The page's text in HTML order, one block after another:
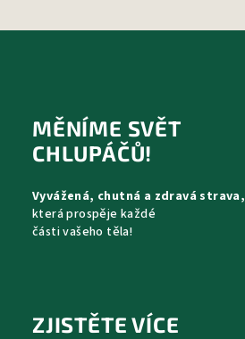
MĚNÍME SVĚT
CHLUPÁČŮ!
Vyvážená, chutná a zdravá strava,
která prospěje každé
části vašeho těla!
ZJISTĚTE VÍCE